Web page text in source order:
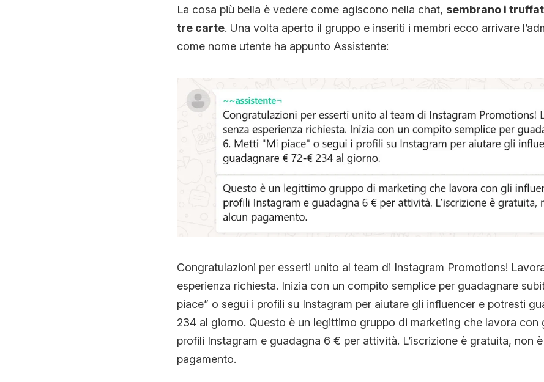
La cosa più bella è vedere come agiscono nella chat, sembrano i
tre carte. Una volta aperto il gruppo e inseriti i membri ecco arrivare
come nome utente ha appunto Assistente:
Congratulazioni per esserti unito al team di Instagram Promotions!
esperienza richiesta. Inizia con un compito semplice per guadagnare
piace” o segui i profili su Instagram per aiutare gli influencer e potresti
234 al giorno. Questo è un legittimo gruppo di marketing che lavora con
profili Instagram e guadagna 6 € per attività. L’iscrizione è gratuita, non
pagamento.